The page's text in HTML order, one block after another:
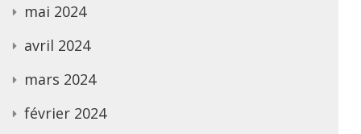
mai 2024
avril 2024
mars 2024
février 2024